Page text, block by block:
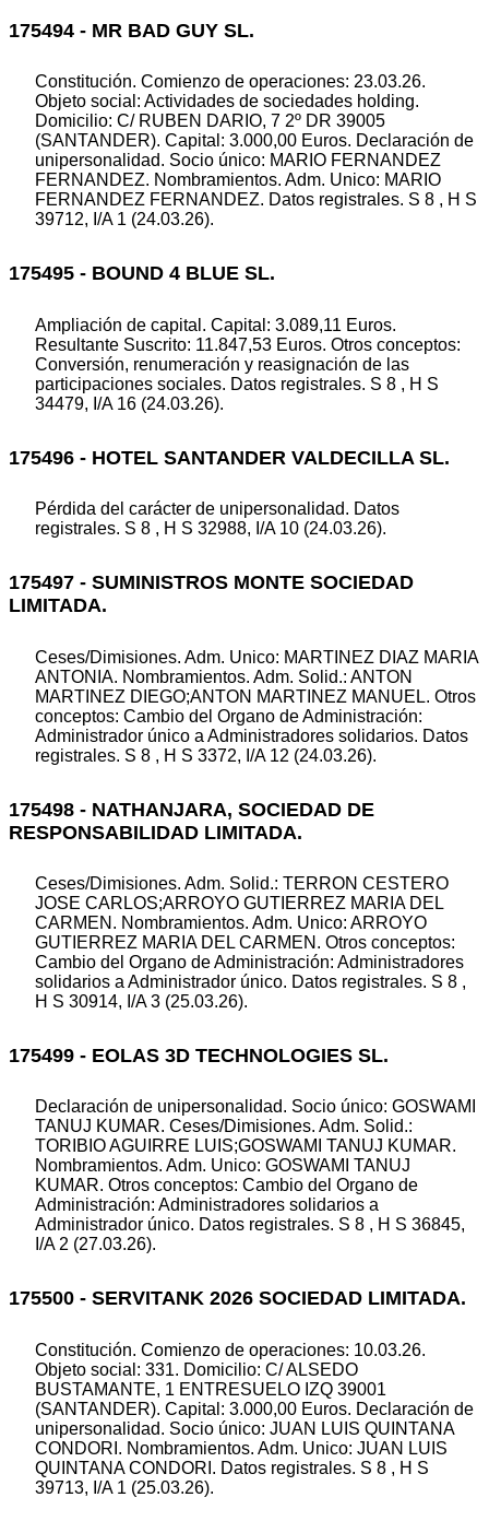
175494 - MR BAD GUY SL.
Constitución. Comienzo de operaciones: 23.03.26.
Objeto social: Actividades de sociedades holding.
Domicilio: C/ RUBEN DARIO, 7 2º DR 39005
(SANTANDER). Capital: 3.000,00 Euros. Declaración de
unipersonalidad. Socio único: MARIO FERNANDEZ
FERNANDEZ. Nombramientos. Adm. Unico: MARIO
FERNANDEZ FERNANDEZ. Datos registrales. S 8 , H S
39712, I/A 1 (24.03.26).
175495 - BOUND 4 BLUE SL.
Ampliación de capital. Capital: 3.089,11 Euros.
Resultante Suscrito: 11.847,53 Euros. Otros conceptos:
Conversión, renumeración y reasignación de las
participaciones sociales. Datos registrales. S 8 , H S
34479, I/A 16 (24.03.26).
175496 - HOTEL SANTANDER VALDECILLA SL.
Pérdida del carácter de unipersonalidad. Datos
registrales. S 8 , H S 32988, I/A 10 (24.03.26).
175497 - SUMINISTROS MONTE SOCIEDAD
LIMITADA.
Ceses/Dimisiones. Adm. Unico: MARTINEZ DIAZ MARIA
ANTONIA. Nombramientos. Adm. Solid.: ANTON
MARTINEZ DIEGO;ANTON MARTINEZ MANUEL. Otros
conceptos: Cambio del Organo de Administración:
Administrador único a Administradores solidarios. Datos
registrales. S 8 , H S 3372, I/A 12 (24.03.26).
175498 - NATHANJARA, SOCIEDAD DE
RESPONSABILIDAD LIMITADA.
Ceses/Dimisiones. Adm. Solid.: TERRON CESTERO
JOSE CARLOS;ARROYO GUTIERREZ MARIA DEL
CARMEN. Nombramientos. Adm. Unico: ARROYO
GUTIERREZ MARIA DEL CARMEN. Otros conceptos:
Cambio del Organo de Administración: Administradores
solidarios a Administrador único. Datos registrales. S 8 ,
H S 30914, I/A 3 (25.03.26).
175499 - EOLAS 3D TECHNOLOGIES SL.
Declaración de unipersonalidad. Socio único: GOSWAMI
TANUJ KUMAR. Ceses/Dimisiones. Adm. Solid.:
TORIBIO AGUIRRE LUIS;GOSWAMI TANUJ KUMAR.
Nombramientos. Adm. Unico: GOSWAMI TANUJ
KUMAR. Otros conceptos: Cambio del Organo de
Administración: Administradores solidarios a
Administrador único. Datos registrales. S 8 , H S 36845,
I/A 2 (27.03.26).
175500 - SERVITANK 2026 SOCIEDAD LIMITADA.
Constitución. Comienzo de operaciones: 10.03.26.
Objeto social: 331. Domicilio: C/ ALSEDO
BUSTAMANTE, 1 ENTRESUELO IZQ 39001
(SANTANDER). Capital: 3.000,00 Euros. Declaración de
unipersonalidad. Socio único: JUAN LUIS QUINTANA
CONDORI. Nombramientos. Adm. Unico: JUAN LUIS
QUINTANA CONDORI. Datos registrales. S 8 , H S
39713, I/A 1 (25.03.26).